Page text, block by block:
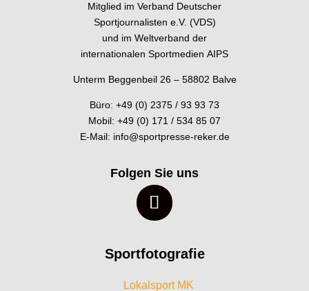
Mitglied im Verband Deutscher
Sportjournalisten e.V. (VDS)
und im Weltverband der
internationalen Sportmedien AIPS
Unterm Beggenbeil 26 – 58802 Balve
Büro: +49 (0) 2375 / 93 93 73
Mobil: +49 (0) 171 / 534 85 07
E-Mail: info@sportpresse-reker.de
Folgen Sie uns
Sportfotografie
Lokalsport MK